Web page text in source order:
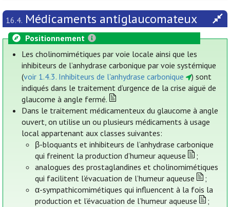
16.4. Médicaments antiglaucomateux
Positionnement
Les cholinomimétiques par voie locale ainsi que les
inhibiteurs de l’anhydrase carbonique par voie systémique
(voir 1.4.3. Inhibiteurs de l'anhydrase carbonique
) sont
indiqués dans le traitement d’urgence de la crise aiguë de
glaucome à angle fermé.
Dans le traitement médicamenteux du glaucome à angle
ouvert, on utilise un ou plusieurs médicaments à usage
local appartenant aux classes suivantes:
β-bloquants et inhibiteurs de l’anhydrase carbonique
qui freinent la production d’humeur aqueuse
;
analogues des prostaglandines et cholinomimétiques
qui facilitent l’évacuation de l’humeur aqueuse
;
α-sympathicomimétiques qui influencent à la fois la
production et l’évacuation de l’humeur aqueuse
;